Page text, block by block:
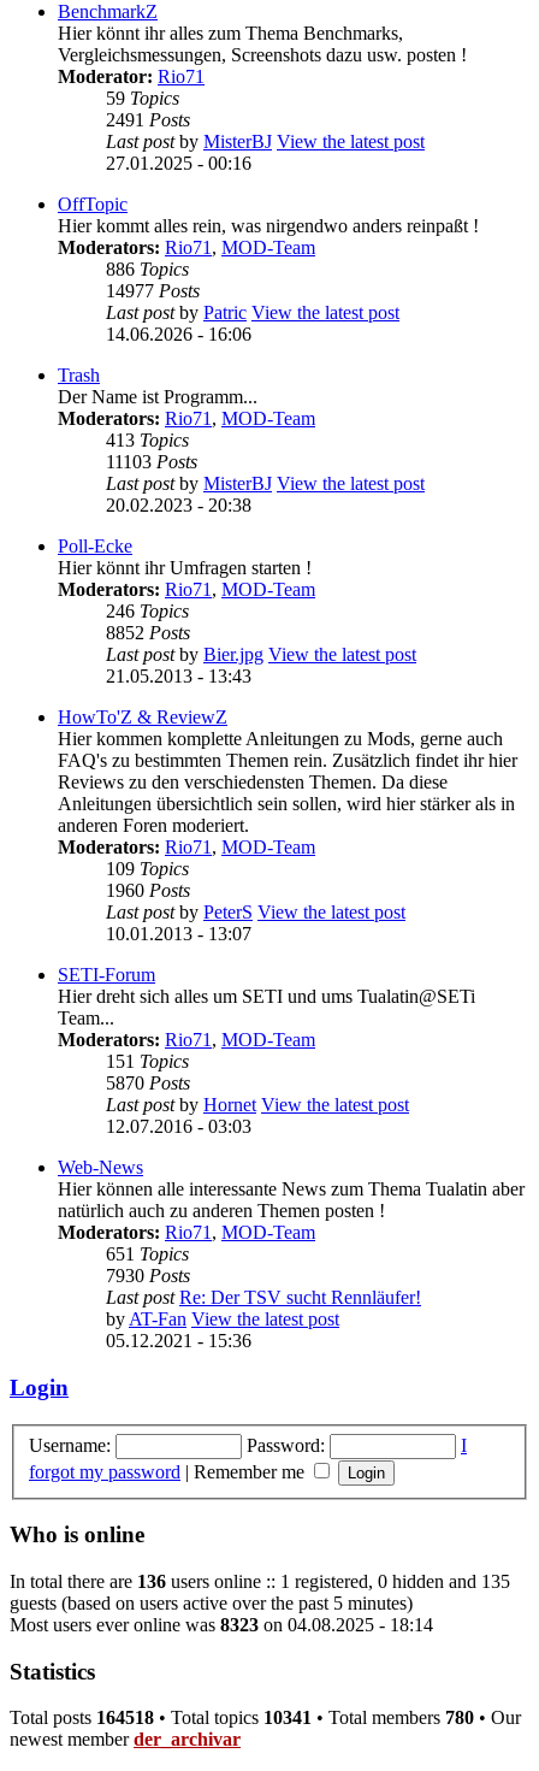
BenchmarkZ
Hier könnt ihr alles zum Thema Benchmarks,
Vergleichsmessungen, Screenshots dazu usw. posten !
Moderator: Rio71
59 Topics
2491 Posts
Last postby MisterBJ View the latest post
27.01.2025 - 00:16
OffTopic
Hier kommt alles rein, was nirgendwo anders reinpaßt !
Moderators: Rio71, MOD-Team
886 Topics
14977 Posts
Last postby Patric View the latest post
14.06.2026 - 16:06
Trash
Der Name ist Programm...
Moderators: Rio71, MOD-Team
413 Topics
11103 Posts
Last postby MisterBJ View the latest post
20.02.2023 - 20:38
Poll-Ecke
Hier könnt ihr Umfragen starten !
Moderators: Rio71, MOD-Team
246 Topics
8852 Posts
Last postby Bier.jpg View the latest post
21.05.2013 - 13:43
HowTo'Z & ReviewZ
Hier kommen komplette Anleitungen zu Mods, gerne auch
FAQ's zu bestimmten Themen rein. Zusätzlich findet ihr hier
Reviews zu den verschiedensten Themen. Da diese
Anleitungen übersichtlich sein sollen, wird hier stärker als in
anderen Foren moderiert.
Moderators: Rio71, MOD-Team
109 Topics
1960 Posts
Last postby PeterS View the latest post
10.01.2013 - 13:07
SETI-Forum
Hier dreht sich alles um SETI und ums Tualatin@SETi
Team...
Moderators: Rio71, MOD-Team
151 Topics
5870 Posts
Last postby Hornet View the latest post
12.07.2016 - 03:03
Web-News
Hier können alle interessante News zum Thema Tualatin aber
natürlich auch zu anderen Themen posten !
Moderators: Rio71, MOD-Team
651 Topics
7930 Posts
Last post Re: Der TSV sucht Rennläufer!
byAT-Fan View the latest post
05.12.2021 - 15:36
Login
Username: Password:
I
forgot my password | Remember me
Who is online
In total there are 136 users online :: 1 registered, 0 hidden and 135
guests (based on users active over the past 5 minutes)
Most users ever online was 8323 on 04.08.2025 - 18:14
Statistics
Total posts 164518 • Total topics 10341 • Total members 780 • Our
newest memberder_archivar